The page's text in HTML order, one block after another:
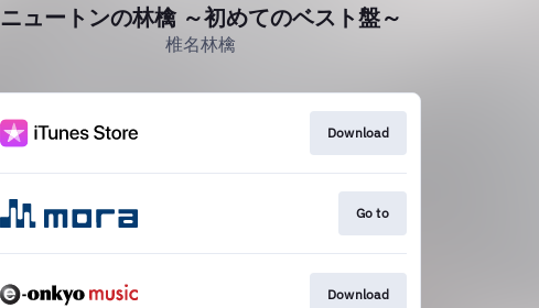
ニュートンの林檎 ～初めてのベスト盤～
椎名林檎
Download
Go to
Download